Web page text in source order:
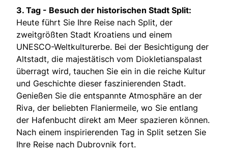
3. Tag - Besuch der historischen Stadt Split:
Heute führt Sie Ihre Reise nach Split, der
zweitgrößten Stadt Kroatiens und einem
UNESCO-Weltkulturerbe. Bei der Besichtigung der
Altstadt, die majestätisch vom Diokletianspalast
überragt wird, tauchen Sie ein in die reiche Kultur
und Geschichte dieser faszinierenden Stadt.
Genießen Sie die entspannte Atmosphäre an der
Riva, der beliebten Flaniermeile, wo Sie entlang
der Hafenbucht direkt am Meer spazieren können.
Nach einem inspirierenden Tag in Split setzen Sie
Ihre Reise nach Dubrovnik fort.